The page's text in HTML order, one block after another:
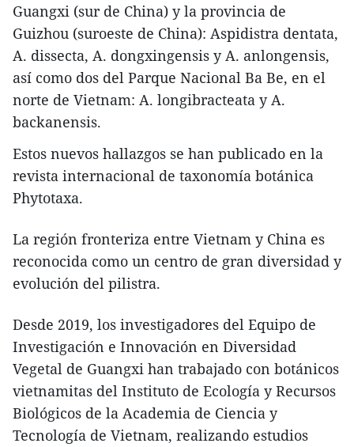
Guangxi (sur de China) y la provincia de
Guizhou (suroeste de China): Aspidistra dentata,
A. dissecta, A. dongxingensis y A. anlongensis,
así como dos del Parque Nacional Ba Be, en el
norte de Vietnam: A. longibracteata y A.
backanensis.
Estos nuevos hallazgos se han publicado en la
revista internacional de taxonomía botánica
Phytotaxa.
La región fronteriza entre Vietnam y China es
reconocida como un centro de gran diversidad y
evolución del pilistra.
Desde 2019, los investigadores del Equipo de
Investigación e Innovación en Diversidad
Vegetal de Guangxi han trabajado con botánicos
vietnamitas del Instituto de Ecología y Recursos
Biológicos de la Academia de Ciencia y
Tecnología de Vietnam, realizando estudios